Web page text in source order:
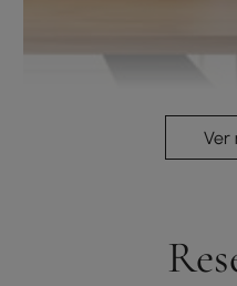
Ver